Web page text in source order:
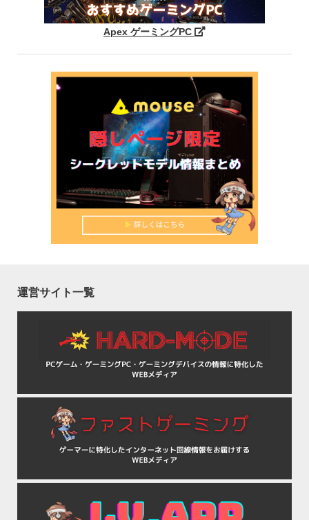
Apex ゲーミングPC
運営サイト一覧